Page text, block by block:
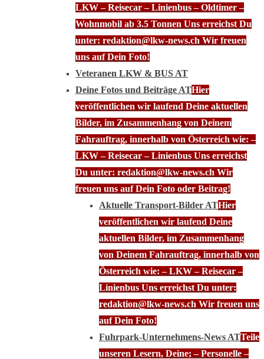
LKW – Reisecar – Linienbus – Oldtimer –
Wohnmobil ab 3.5 Tonnen Uns erreichst Du
unter: redaktion@lkw-news.ch Wir freuen
uns auf Dein Foto!
Veteranen LKW & BUS AT
Deine Fotos und Beiträge ATHier
veröffentlichen wir laufend Deine aktuellen
Bilder, im Zusammenhang von Deinem
Fahrauftrag, innerhalb von Österreich wie: –
LKW – Reisecar – Linienbus Uns erreichst
Du unter: redaktion@lkw-news.ch Wir
freuen uns auf Dein Foto oder Beitrag!
Aktuelle Transport-Bilder ATHier
veröffentlichen wir laufend Deine
aktuellen Bilder, im Zusammenhang
von Deinem Fahrauftrag, innerhalb von
Österreich wie: – LKW – Reisecar –
Linienbus Uns erreichst Du unter:
redaktion@lkw-news.ch Wir freuen uns
auf Dein Foto!
Fuhrpark-Unternehmens-News ATTeile
unseren Lesern, Deine; – Personelle –